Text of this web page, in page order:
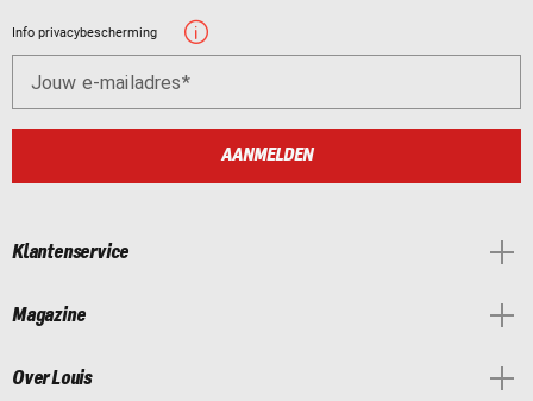
Info privacybescherming
Jouw e-mailadres
AANMELDEN
Klantenservice
Magazine
Over Louis